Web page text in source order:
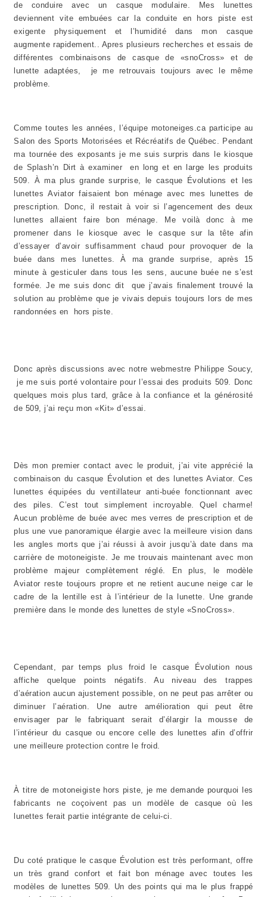
de conduire avec un casque modulaire. Mes lunettes
deviennent vite embuées car la conduite en hors piste est
exigente physiquement et l’humidité dans mon casque
augmente rapidement.. Apres plusieurs recherches et essais de
différentes combinaisons de casque de «snoCross» et de
lunette adaptées, je me retrouvais toujours avec le même
problème.
Comme toutes les années, l’équipe motoneiges.ca participe au
Salon des Sports Motorisées et Récréatifs de Québec. Pendant
ma tournée des exposants je me suis surpris dans le kiosque
de Splash’n Dirt à examiner en long et en large les produits
509. À ma plus grande surprise, le casque Évolutions et les
lunettes Aviator faisaient bon ménage avec mes lunettes de
prescription. Donc, il restait à voir si l’agencement des deux
lunettes allaient faire bon ménage. Me voilà donc à me
promener dans le kiosque avec le casque sur la tête afin
d’essayer d’avoir suffisamment chaud pour provoquer de la
buée dans mes lunettes. À ma grande surprise, après 15
minute à gesticuler dans tous les sens, aucune buée ne s’est
formée. Je me suis donc dit que j’avais finalement trouvé la
solution au problème que je vivais depuis toujours lors de mes
randonnées en hors piste.
Donc après discussions avec notre webmestre Philippe Soucy,
je me suis porté volontaire pour l’essai des produits 509. Donc
quelques mois plus tard, grâce à la confiance et la générosité
de 509, j’ai reçu mon «Kit» d’essai.
Dès mon premier contact avec le produit, j’ai vite apprécié la
combinaison du casque Évolution et des lunettes Aviator. Ces
lunettes équipées du ventillateur anti-buée fonctionnant avec
des piles. C’est tout simplement incroyable. Quel charme!
Aucun problème de buée avec mes verres de prescription et de
plus une vue panoramique élargie avec la meilleure vision dans
les angles morts que j’ai réussi à avoir jusqu’à date dans ma
carrière de motoneigiste. Je me trouvais maintenant avec mon
problème majeur complètement réglé. En plus, le modèle
Aviator reste toujours propre et ne retient aucune neige car le
cadre de la lentille est à l’intérieur de la lunette. Une grande
première dans le monde des lunettes de style «SnoCross».
Cependant, par temps plus froid le casque Évolution nous
affiche quelque points négatifs. Au niveau des trappes
d’aération aucun ajustement possible, on ne peut pas arrêter ou
diminuer l’aération. Une autre amélioration qui peut être
envisager par le fabriquant serait d’élargir la mousse de
l’intérieur du casque ou encore celle des lunettes afin d’offrir
une meilleure protection contre le froid.
À titre de motoneigiste hors piste, je me demande pourquoi les
fabricants ne coçoivent pas un modèle de casque où les
lunettes ferait partie intégrante de celui-ci.
Du coté pratique le casque Évolution est très performant, offre
un très grand confort et fait bon ménage avec toutes les
modèles de lunettes 509. Un des points qui ma le plus frappé